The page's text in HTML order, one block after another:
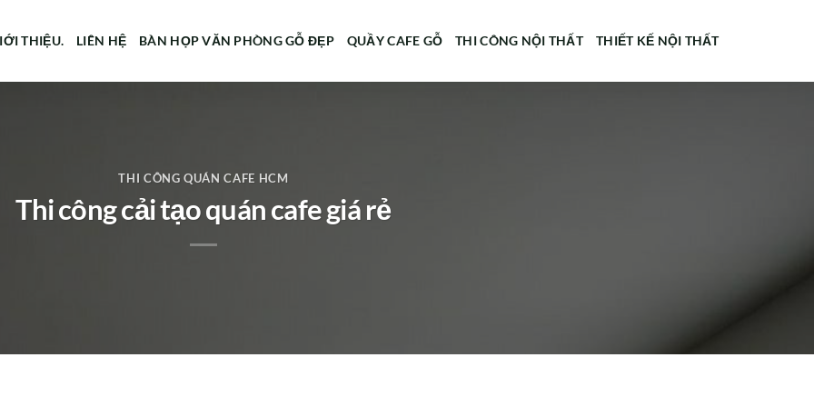
THIỆU. LIÊN HỆ BÀN HỌP VĂN PHÒNG GỖ ĐẸP QUẦY CAFE GỖ THI CÔNG NỘI THẤT THIẾT KẾ NỘI THẤT
THI CÔNG QUÁN CAFE HCM
Thi công cải tạo quán cafe giá rẻ